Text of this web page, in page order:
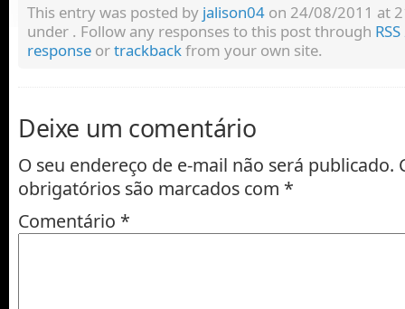
This entry was posted by jalison04 on 24/08/2011 at
under . Follow any responses to this post through
response ortrackbackfrom your own site.
Deixe um comentário
O seu endereço de e-mail não será publicado.
obrigatórios são marcados com *
Comentário *